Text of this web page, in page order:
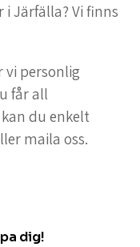
Järfälla? Vi finns
vi personlig
får all
du enkelt
maila oss.
dig!